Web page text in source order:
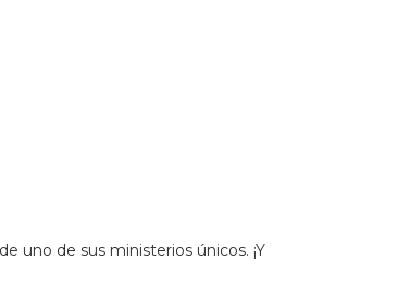
uno de sus ministerios únicos. ¡Y